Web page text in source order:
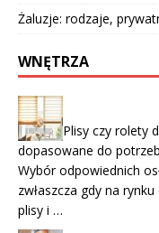
Żaluzje: rodzaje,
WNĘTRZA
Plisy czy rolety
dopasowane do
Wybór odpowiednich
zwłaszcza gdy na
plisy i …